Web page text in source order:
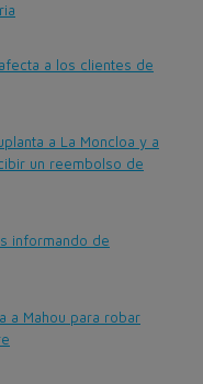
a los clientes de
a La Moncloa y a
un reembolso de
informando de
a Mahou para robar